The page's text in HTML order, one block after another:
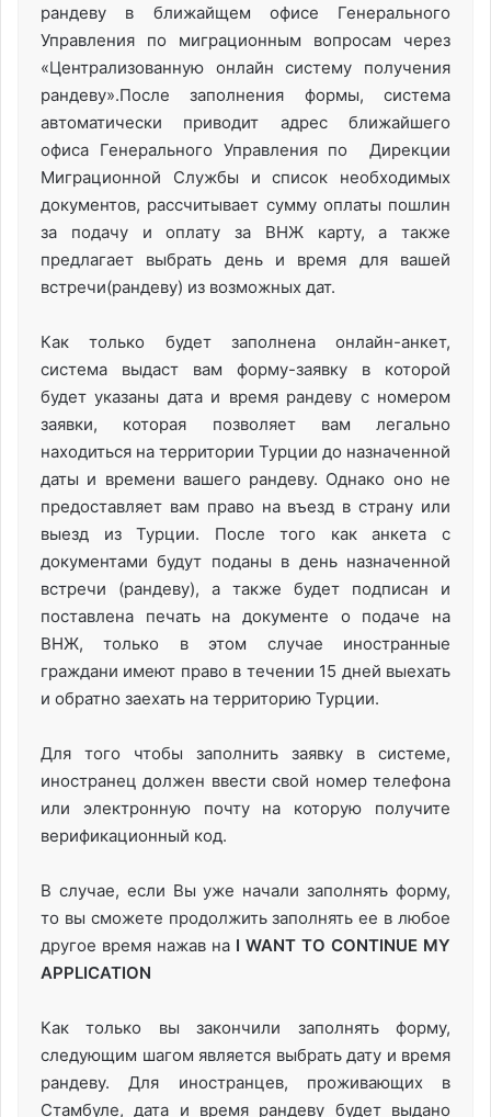
рандеву в ближайщем офисе Генерального
Управления по миграционным вопросам через
«Централизованную онлайн систему получения
рандеву».После заполнения формы, система
автоматически приводит адрес ближайшего
офиса Генерального Управления по Дирекции
Миграционной Службы и список необходимых
документов, рассчитывает сумму оплаты пошлин
за подачу и оплату за ВНЖ карту, а также
предлагает выбрать день и время для вашей
встречи(рандеву) из возможных дат.
Как только будет заполнена онлайн-анкет,
система выдаст вам форму-заявку в которой
будет указаны дата и время рандеву с номером
заявки, которая позволяет вам легально
находиться на территории Турции до назначенной
даты и времени вашего рандеву. Однако оно не
предоставляет вам право на въезд в страну или
выезд из Турции. После того как анкета с
документами будут поданы в день назначенной
встречи (рандеву), а также будет подписан и
поставлена печать на документе о подаче на
ВНЖ, только в этом случае иностранные
граждани имеют право в течении 15 дней выехать
и обратно заехать на территорию Турции.
Для того чтобы заполнить заявку в системе,
иностранец должен ввести свой номер телефона
или электронную почту на которую получите
верификационный код.
В случае, если Вы уже начали заполнять форму,
то вы сможете продолжить заполнять ее в любое
другое время нажав на I WANT TO CONTINUE MY
APPLICATION
Как только вы закончили заполнять форму,
следующим шагом является выбрать дату и время
рандеву. Для иностранцев, проживающих в
Стамбуле, дата и время рандеву будет выдано